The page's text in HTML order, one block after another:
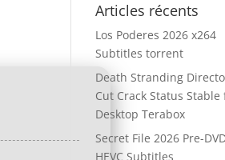
Articles récents
Los Poderes 2026 x264
Subtitles torrent
Death Stranding
Cut Crack Status Stable
Desktop Terabox
Secret File 2026 Pre-
HEVC Subtitles